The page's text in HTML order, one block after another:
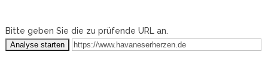
Bitte geben Sie die zu prüfende URL an.